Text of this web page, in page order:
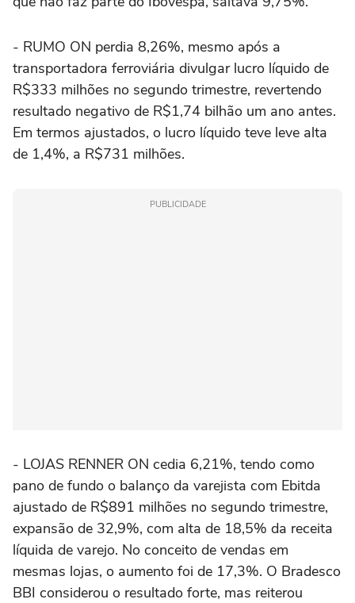
- RUMO ON perdia 8,26%, mesmo após a
transportadora ferroviária divulgar lucro líquido de
R$333 milhões no segundo trimestre, revertendo
resultado negativo de R$1,74 bilhão um ano antes.
Em termos ajustados, o lucro líquido teve leve alta
de 1,4%, a R$731 milhões.
PUBLICIDADE
- LOJAS RENNER ON cedia 6,21%, tendo como
pano de fundo o balanço da varejista com Ebitda
ajustado de R$891 milhões no segundo trimestre,
expansão de 32,9%, com alta de 18,5% da receita
líquida de varejo. No conceito de vendas em
mesmas lojas, o aumento foi de 17,3%. O Bradesco
BBI considerou o resultado forte, mas reiterou